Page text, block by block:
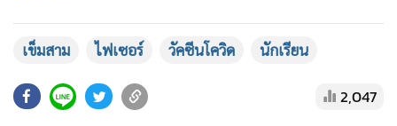
เกม
• SMEs
เข็มสาม ไฟเซอร์ วัคซีนโควิด นักเรียน
2,047